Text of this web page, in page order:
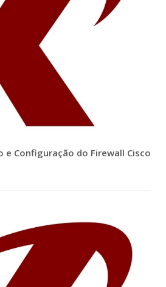
e Configuração do Firewall Cisco